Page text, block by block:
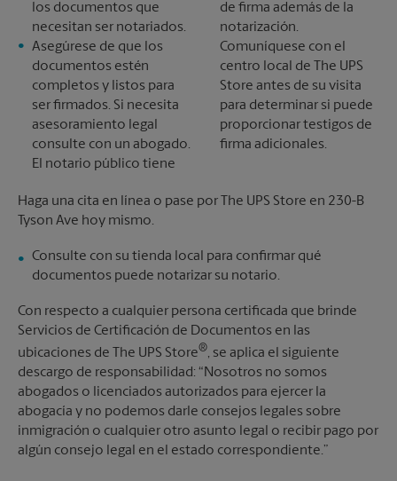
los documentos que
necesitan ser notariados.
Asegúrese de que los
documentos estén
completos y listos para
ser firmados. Si necesita
asesoramiento legal
consulte con un abogado.
El notario público tiene
de firma además de la
notarización.
Comuníquese con el
centro local de The UPS
Store antes de su visita
para determinar si puede
proporcionar testigos de
firma adicionales.
Haga una cita en línea o pase por The UPS Store en 230-B
Tyson Ave hoy mismo.
Consulte con su tienda local para confirmar qué
documentos puede notarizar su notario.
Con respecto a cualquier persona certificada que brinde
Servicios de Certificación de Documentos en las
ubicaciones de The UPS Store®, se aplica el siguiente
descargo de responsabilidad: “Nosotros no somos
abogados o licenciados autorizados para ejercer la
abogacía y no podemos darle consejos legales sobre
inmigración o cualquier otro asunto legal o recibir pago por
algún consejo legal en el estado correspondiente.”